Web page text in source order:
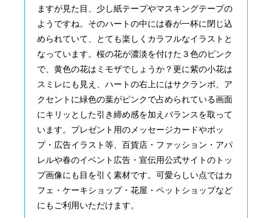
ますが見た目、少し紙テープやマスキングテープの
ようですね。そのハートの中には春が一杯に閉じ込
められていて、とても楽しくカラフルなイラストと
なっています。桜の花が濃淡を付けた３色のピンク
で、黄色の花はミモザでしょうか？更に紫の小花は
スミレにも見え、ハートの右上にはサクランボ、ア
クセントに緑色の葉がピンクで占められている画面
にキリッとした引き締め感を加えバランスを取って
います。プレゼント用のメッセージカードやポッ
プ・広告イラスト等、百貨店・ファッション・アパ
レルや春のイベント広告・宣伝用公式サイトのトッ
プ画像にも目を引く素材です。可愛らしい点ではカ
フェ・ケーキショップ・花屋・ペットショップなど
にもご利用いただけます。